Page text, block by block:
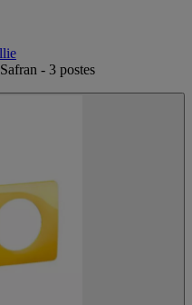
- 3 postes